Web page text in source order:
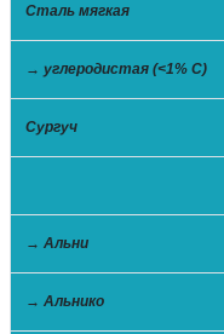
Сталь мягкая
→ углеродистая (<1% C)
Сургуч
→ Альни
→ Альнико